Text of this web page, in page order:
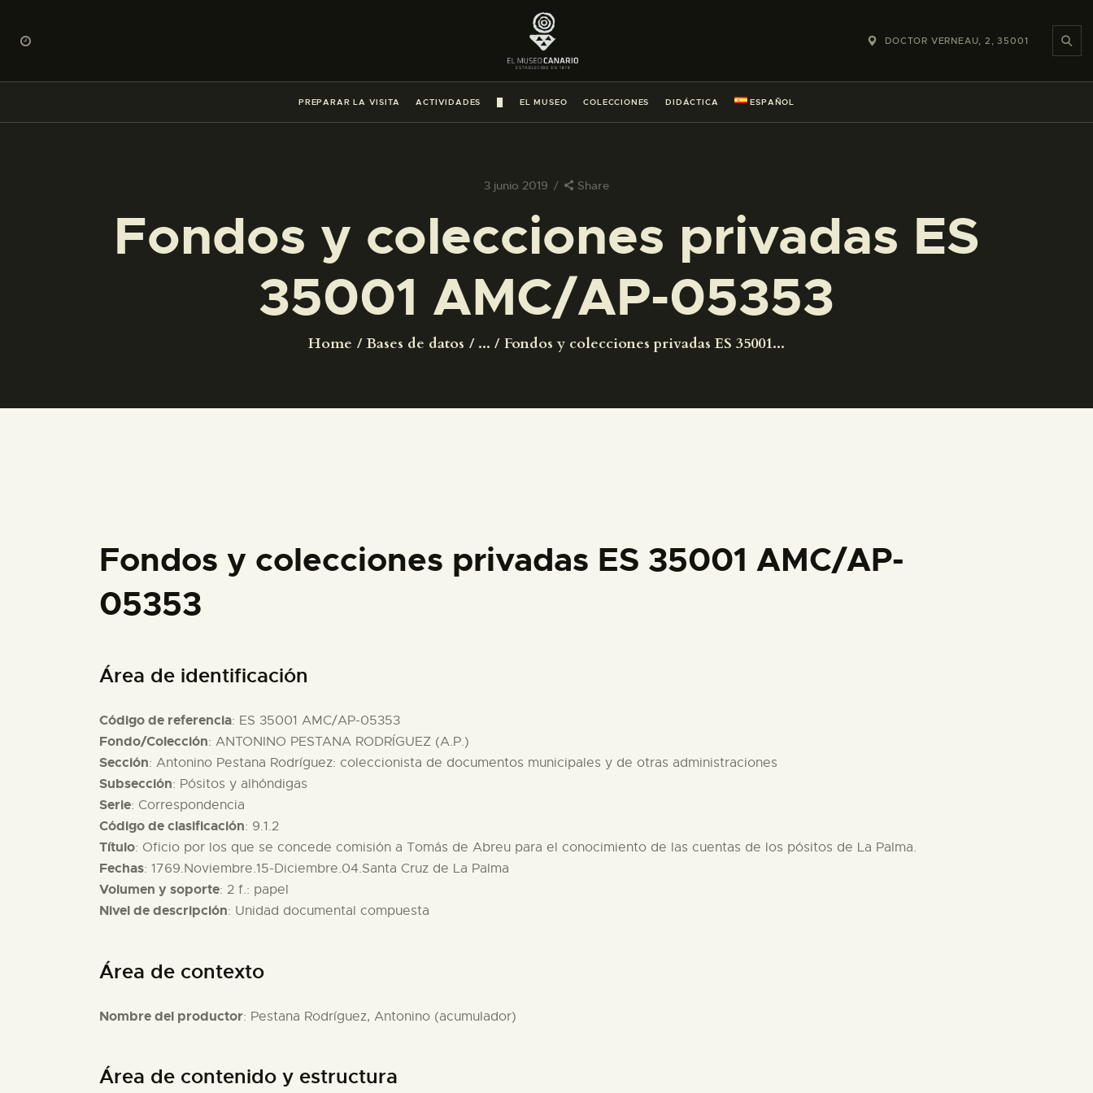
DOCTOR VERNEAU, 2, 35001
PREPARAR LA VISITA ACTIVIDADES EL MUSEO COLECCIONES DIDÁCTICA ESPAÑOL
3 junio 2019 Share
Fondos y colecciones privadas ES
35001 AMC/AP-05353
Home Bases de datos ... Fondos y colecciones privadas ES 35001...
PREPARAR LA VISITA
ACTIVIDADES
█
COLECCIONES
DIDÁCTICA
ESPAÑOL
Fondos y colecciones privadas ES 35001 AMC/AP-
05353
Área de identificación
Código de referencia: ES 35001 AMC/AP-05353
Fondo/Colección: ANTONINO PESTANA RODRÍGUEZ (A.P.)
Sección: Antonino Pestana Rodríguez: coleccionista de documentos municipales y de otras administraciones
Subsección: Pósitos y alhóndigas
Serie: Correspondencia
Código de clasificación: 9.1.2
Título: Oficio por los que se concede comisión a Tomás de Abreu para el conocimiento de las cuentas de los pósitos de La Palma.
Fechas: 1769.Noviembre.15-Diciembre.04.Santa Cruz de La Palma
Volumen y soporte: 2 f.: papel
Nivel de descripción: Unidad documental compuesta
Área de contexto
Nombre del productor: Pestana Rodríguez, Antonino (acumulador)
Área de contenido y estructura